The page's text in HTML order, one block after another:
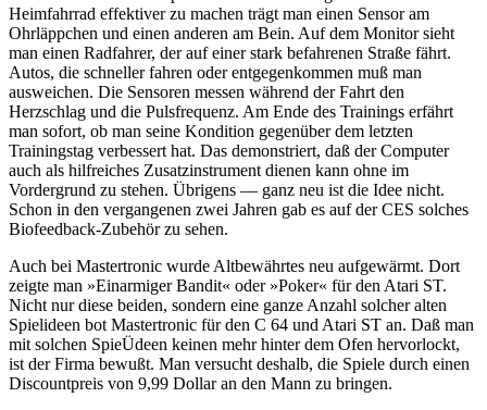
Heimfahrrad effektiver zu machen trägt man einen Sensor am
Ohrläppchen und einen anderen am Bein. Auf dem Monitor sieht
man einen Radfahrer, der auf einer stark befahrenen Straße fährt.
Autos, die schneller fahren oder entgegenkommen muß man
ausweichen. Die Sensoren messen während der Fahrt den
Herzschlag und die Pulsfrequenz. Am Ende des Trainings erfährt
man sofort, ob man seine Kondition gegenüber dem letzten
Trainingstag verbessert hat. Das demonstriert, daß der Computer
auch als hilfreiches Zusatzinstrument dienen kann ohne im
Vordergrund zu stehen. Übrigens — ganz neu ist die Idee nicht.
Schon in den vergangenen zwei Jahren gab es auf der CES solches
Biofeedback-Zubehör zu sehen.
Auch bei Mastertronic wurde Altbewährtes neu aufgewärmt. Dort
zeigte man »Einarmiger Bandit« oder »Poker« für den Atari ST.
Nicht nur diese beiden, sondern eine ganze Anzahl solcher alten
Spielideen bot Mastertronic für den C 64 und Atari ST an. Daß man
mit solchen SpieÜdeen keinen mehr hinter dem Ofen hervorlockt,
ist der Firma bewußt. Man versucht deshalb, die Spiele durch einen
Discountpreis von 9,99 Dollar an den Mann zu bringen.